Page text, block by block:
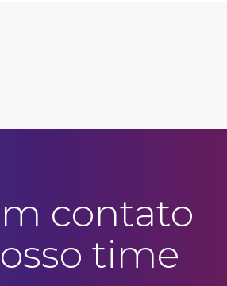
contato
time